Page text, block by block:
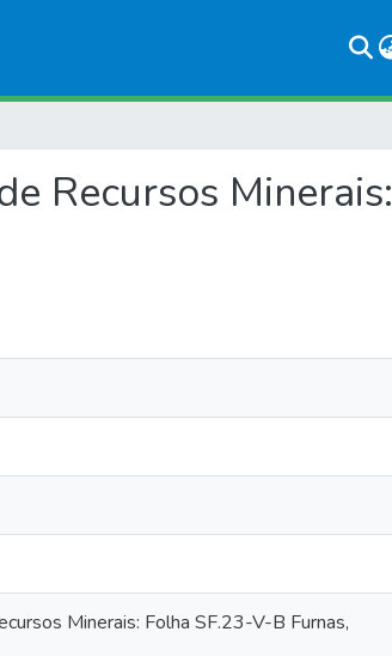
Recursos Minerais:
Minerais: Folha SF.23-V-B Furnas,